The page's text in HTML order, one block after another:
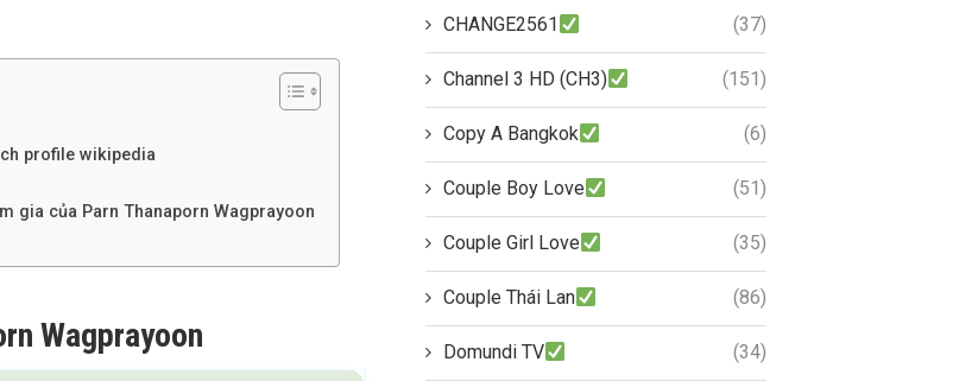
profile wikipedia
gia của Parn Thanaporn Wagprayoon
Wagprayoon
CHANGE2561 (37)
Channel 3 HD (CH3) (151)
Copy A Bangkok (6)
Couple Boy Love (51)
Couple Girl Love (35)
Couple Thái Lan (86)
Domundi TV (34)